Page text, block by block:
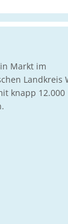
Markt im
Landkreis
knapp 12.000